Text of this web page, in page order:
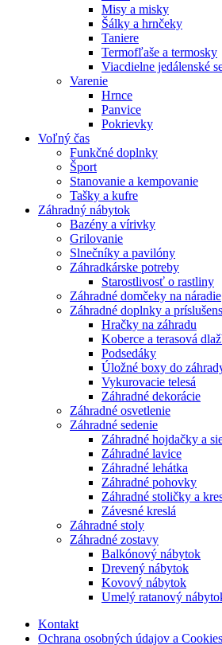
Misy a misky
Šálky a hrnčeky
Taniere
Termofľaše a termosky
Viacdielne jedálenské
Varenie
Hrnce
Panvice
Pokrievky
Voľný čas
Funkčné doplnky
Šport
Stanovanie a kempovanie
Tašky a kufre
Záhradný nábytok
Bazény a vírivky
Grilovanie
Slnečníky a pavilóny
Záhradkárske potreby
Starostlivosť o rastliny
Záhradné domčeky na náradie
Záhradné doplnky a
Hračky na záhradu
Koberce a terasová
Podsedáky
Úložné boxy do
Vykurovacie telesá
Záhradné dekorácie
Záhradné osvetlenie
Záhradné sedenie
Záhradné hojdačky a
Záhradné lavice
Záhradné lehátka
Záhradné pohovky
Záhradné stoličky a
Závesné kreslá
Záhradné stoly
Záhradné zostavy
Balkónový nábytok
Drevený nábytok
Kovový nábytok
Umelý ratanový
Kontakt
Ochrana osobných údajov a